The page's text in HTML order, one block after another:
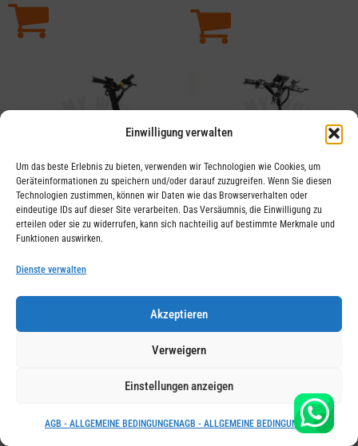
Einwilligung verwalten
Um das beste Erlebnis zu bieten, verwenden wir Technologien wie Cookies, um
Geräteinformationen zu speichern und/oder darauf zuzugreifen. Wenn Sie diesen
Technologien zustimmen, können wir Daten wie das Browserverhalten oder
eindeutige IDs auf dieser Site verarbeiten. Das Versäumnis, die Einwilligung zu
erteilen oder sie zu widerrufen, kann sich nachteilig auf bestimmte Merkmale und
Funktionen auswirken.
Dienste verwalten
Akzeptieren
Verweigern
Einstellungen anzeigen
AGB - ALLGEMEINE BEDINGUNGENAGB - ALLGEMEINE BEDINGUNGEN
VSETT 10 + SWISS EDITION